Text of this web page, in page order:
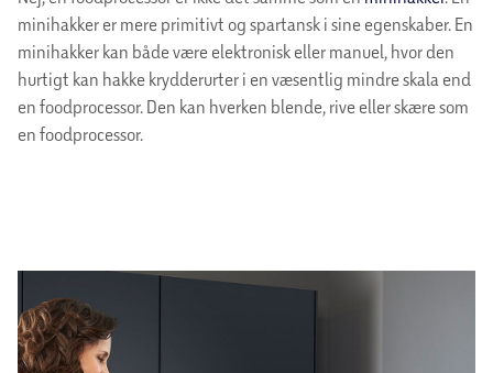
minihakker er mere primitivt og spartansk i sine egenskaber. En
minihakker kan både være elektronisk eller manuel, hvor den
hurtigt kan hakke krydderurter i en væsentlig mindre skala end
en foodprocessor. Den kan hverken blende, rive eller skære som
en foodprocessor.